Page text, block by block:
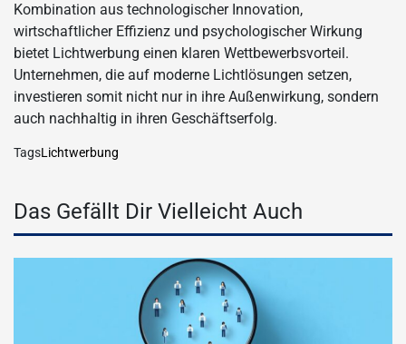
Kombination aus technologischer Innovation,
wirtschaftlicher Effizienz und psychologischer Wirkung
bietet Lichtwerbung einen klaren Wettbewerbsvorteil.
Unternehmen, die auf moderne Lichtlösungen setzen,
investieren somit nicht nur in ihre Außenwirkung, sondern
auch nachhaltig in ihren Geschäftserfolg.
TagsLichtwerbung
Das Gefällt Dir Vielleicht Auch